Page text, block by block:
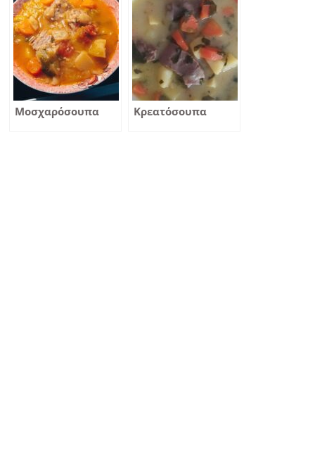
Μοσχαρόσουπα Κρεατόσουπα